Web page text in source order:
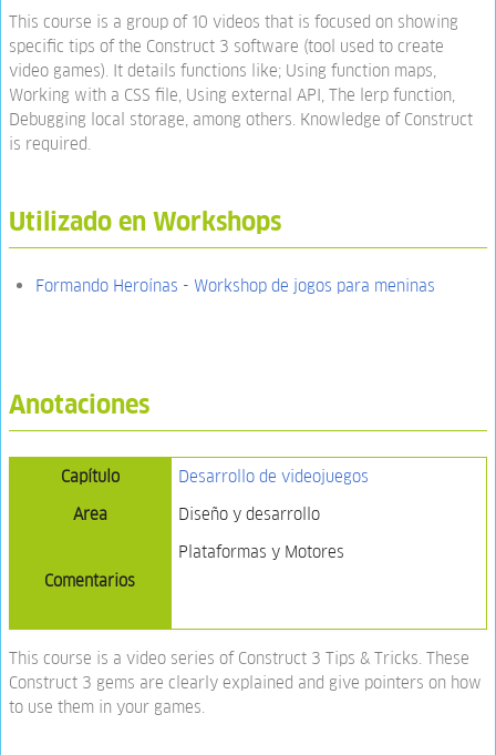
This course is a group of 10 videos that is focused on showing
specific tips of the Construct 3 software (tool used to create
video games). It details functions like; Using function maps,
Working with a CSS file, Using external API, The lerp function,
Debugging local storage, among others. Knowledge of Construct
is required.
Utilizado en Workshops
Formando Heroínas - Workshop de jogos para meninas
Anotaciones
Capítulo
Desarrollo de videojuegos
Area
Diseño y desarrollo
Comentarios
Plataformas y Motores
This course is a video series of Construct 3 Tips & Tricks. These
Construct 3 gems are clearly explained and give pointers on how
to use them in your games.